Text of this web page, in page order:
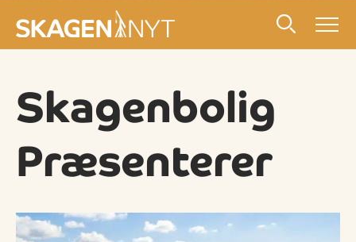
Skagenbolig
Præsenterer